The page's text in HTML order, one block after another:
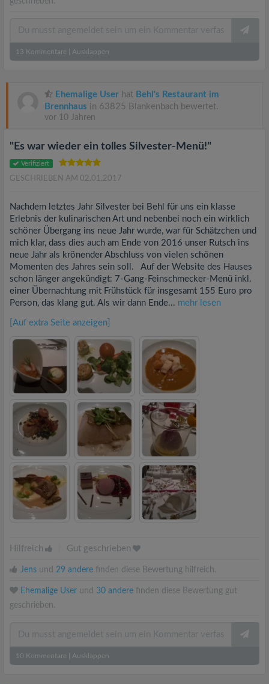
13 Kommentare Ausklappen
Ehemalige User hat Behl's Restaurant im
Brennhaus in 63825 Blankenbach bewertet.
vor 10 Jahren
"Es war wieder ein tolles Silvester-Menü!"
Verifiziert
GESCHRIEBEN AM 02.01.2017
Nachdem letztes Jahr Silvester bei Behl für uns ein klasse
Erlebnis der kulinarischen Art und nebenbei noch ein wirklich
schöner Übergang ins neue Jahr wurde, war für Schätzchen und
mich klar, dass dies auch am Ende von 2016 unser Rutsch ins
neue Jahr als krönender Abschluss von vielen schönen
Momenten des Jahres sein soll. Auf der Website des Hauses
schon länger angekündigt: 7-Gang-Feinschmecker-Menü inkl.
einer Übernachtung mit Frühstück für insgesamt 155 Euro pro
Person, das klang gut. Als wir dann Ende... mehr lesen
[Auf extra Seite anzeigen]
Hilfreich Gut geschrieben
Jens und 29 andere finden diese Bewertung hilfreich.
Ehemalige User und 30 andere finden diese Bewertung gut
geschrieben.
10 Kommentare Ausklappen